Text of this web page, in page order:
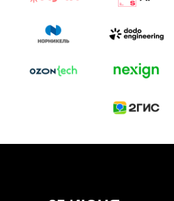
к построению бизнеса и созданию технологий под
И БИТВА АГЕНТОВ